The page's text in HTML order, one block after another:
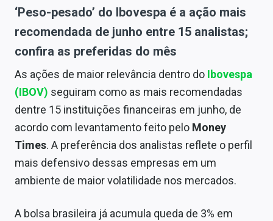
‘Peso-pesado’ do Ibovespa é a ação mais
recomendada de junho entre 15 analistas;
confira as preferidas do mês
As ações de maior relevância dentro do Ibovespa
(IBOV) seguiram como as mais recomendadas
dentre 15 instituições financeiras em junho, de
acordo com levantamento feito pelo Money
Times. A preferência dos analistas reflete o perfil
mais defensivo dessas empresas em um
ambiente de maior volatilidade nos mercados.
A bolsa brasileira já acumula queda de 3% em